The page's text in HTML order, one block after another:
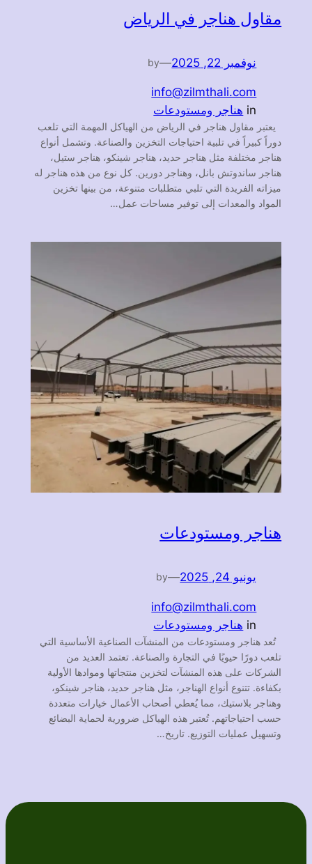
مقاول هناجر في الرياض
نوفمبر 22, 2025 —
by
info@zilmthali.com
in هناجر ومستودعات
يعتبر مقاول هناجر في الرياض من الهياكل المهمة التي تلعب
دوراً كبيراً في تلبية احتياجات التخزين والصناعة. وتشمل أنواع
هناجر مختلفة مثل هناجر حديد، هناجر شينكو، هناجر ستيل،
هناجر ساندوتش بانل، وهناجر دورين. كل نوع من هذه هناجر له
ميزاته الفريدة التي تلبي متطلبات متنوعة، من بينها تخزين
المواد والمعدات إلى توفير مساحات عمل…
هناجر ومستودعات
يونيو 24, 2025 —
by
info@zilmthali.com
in هناجر ومستودعات
تُعد هناجر ومستودعات من المنشآت الصناعية الأساسية التي
تلعب دورًا حيويًا في التجارة والصناعة. تعتمد العديد من
الشركات على هذه المنشآت لتخزين منتجاتها وموادها الأولية
بكفاءة. تتنوع أنواع الهناجر، مثل هناجر حديد، هناجر شينكو،
وهناجر بلاستيك، مما يُعطي أصحاب الأعمال خيارات متعددة
حسب احتياجاتهم. تُعتبر هذه الهياكل ضرورية لحماية البضائع
وتسهيل عمليات التوزيع. تاريخ…